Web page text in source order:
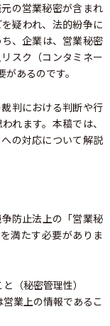
の営業秘密が含まれ
疑われ、法的紛争に
、企業は、営業秘密
スク（コンタミネー
あるのです。
判における判断や行
れます。本稿では、
の対応について解説
防止法上の「営業秘
満たす必要がありま
（秘密管理性）
営業上の情報であるこ